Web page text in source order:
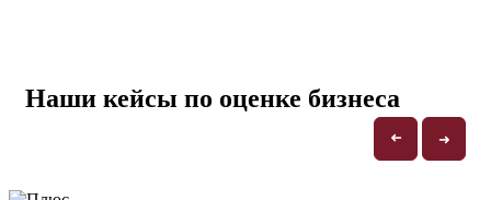
Наши кейсы по оценке бизнеса
➜ ➜